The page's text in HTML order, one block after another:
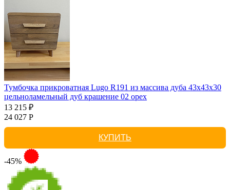
Тумбочка прикроватная Lugo R191 из массива дуба 43х43х30
цельноламельный дуб крашение 02 орех
13 215 ₽
24 027 Р
КУПИТЬ
-45%